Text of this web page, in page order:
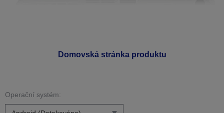
Domovská stránka produktu
Operační systém: